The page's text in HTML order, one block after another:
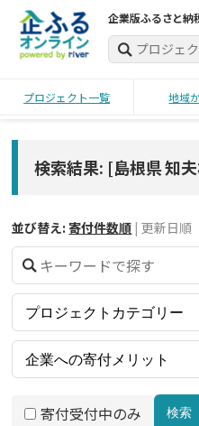
企業版ふるさと納
プロジェクト一覧 地域
検索結果: [島根県 知
並び替え: 寄付件数順 | 更新日順
寄付受付中のみ 検索